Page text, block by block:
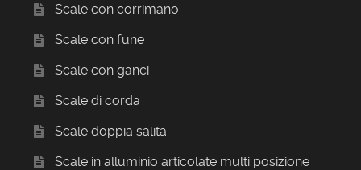
Scale con corrimano
Scale con fune
Scale con ganci
Scale di corda
Scale doppia salita
Scale in alluminio articolate multi posizione